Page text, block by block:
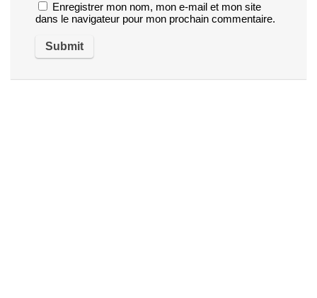
Enregistrer mon nom, mon e-mail et mon site
dans le navigateur pour mon prochain commentaire.